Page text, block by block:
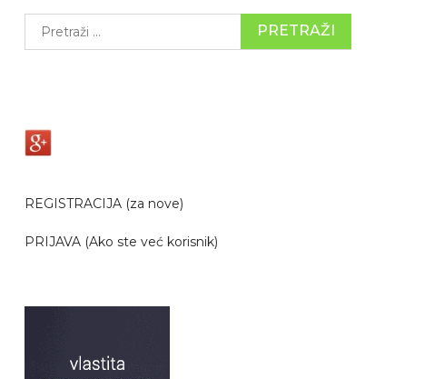
REGISTRACIJA (za nove)
PRIJAVA (Ako ste već korisnik)